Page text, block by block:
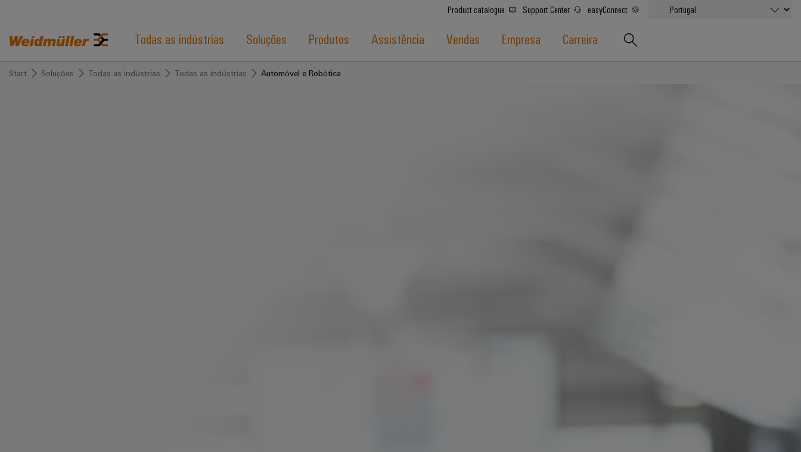
Product catalogue Support Center easyConnect
Todas as indústrias Soluções Produtos Assistência Vendas Empresa Carreira
Start Soluções Todas as indústrias Todas as indústrias Automóvel e Robótica